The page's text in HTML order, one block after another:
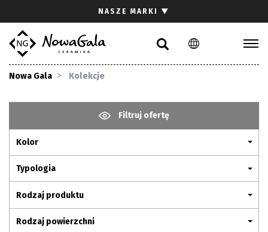
PL EN
NASZE MARKI ▼
Nowa Gala Kolekcje
Filtruj ofertę
Kolor
Typologia
Rodzaj produktu
Rodzaj powierzchni
Gdzie kupić
Pliki do pobrania
Pytania i odpowiedzi
Kariera
Kontakt